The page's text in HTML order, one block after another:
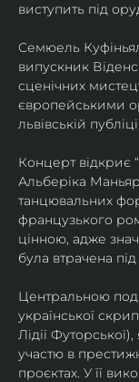
виступить під
Семюель
випускник
сценічних
європейськими
львівській
Концерт відкриє
Альберіка
танцювальних
французького
цінною, адже
була втрачена
Центральною
української
Лідії
участю в
проєктах. У її